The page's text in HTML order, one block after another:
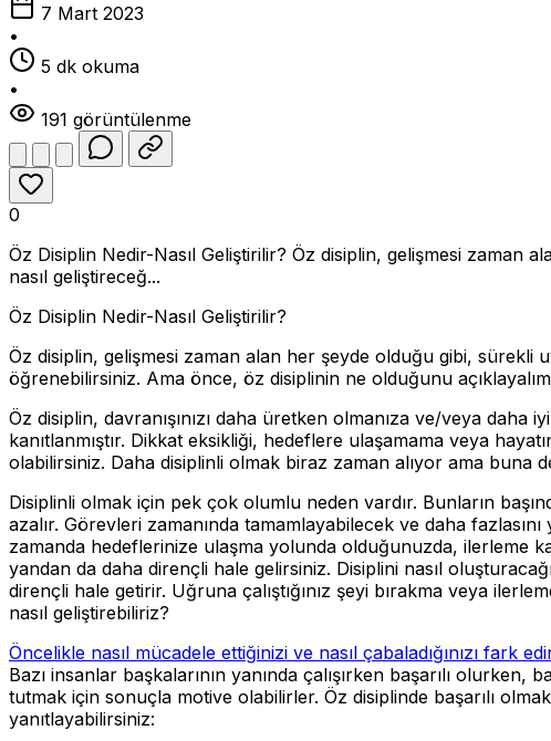
7 Mart 2023
•
5 dk okuma
•
191 görüntülenme
0
Öz Disiplin Nedir-Nasıl Geliştirilir? Öz disiplin, gelişmesi
nasıl geliştireceğ...
Öz Disiplin Nedir-Nasıl Geliştirilir?
Öz disiplin, gelişmesi zaman alan her şeyde olduğu gibi, sürekli
öğrenebilirsiniz. Ama önce, öz disiplinin ne olduğunu
Öz disiplin, davranışınızı daha üretken olmanıza ve/veya daha
kanıtlanmıştır. Dikkat eksikliği, hedeflere ulaşamama veya
olabilirsiniz. Daha disiplinli olmak biraz zaman alıyor ama buna
Disiplinli olmak için pek çok olumlu neden vardır. Bunların
azalır. Görevleri zamanında tamamlayabilecek ve daha
zamanda hedeflerinize ulaşma yolunda olduğunuzda, ilerleme
yandan da daha dirençli hale gelirsiniz. Disiplini nasıl
dirençli hale getirir. Uğruna çalıştığınız şeyi bırakma veya
nasıl geliştirebiliriz?
Öncelikle nasıl mücadele ettiğinizi ve nasıl çabaladığınızı fark
Bazı insanlar başkalarının yanında çalışırken başarılı
tutmak için sonuçla motive olabilirler. Öz disiplinde başarılı
yanıtlayabilirsiniz: